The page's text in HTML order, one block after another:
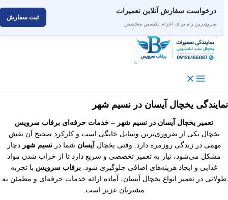
یخچال آیسان در نسیم شهر
تعمیر یخچال آیسان در نسیم شهر – خدمات حرفه‌ای برفاب سرویس
یخچال یکی از ضروری‌ترین وسایل خانگی است و کارکرد صحیح آن نقش
مهمی در زندگی روزمره دارد. وقتی یخچال آیسانشما در نسیم شهردچار
مشکل می‌شود، نیاز به تعمیر تخصصی و سریع دارد تا از خراب شدن مواد
غذایی و ایجاد هزینه‌های اضافی جلوگیری شود.
برفاب سرویسبا تجربه
در تعمیر انواع یخچال آیسان، آماده ارائه خدمات حرفه‌ای و مطمئن به
مشتریان عزیز است.
درخواست سفارش آنلاین تعمیرات
سریع‌ترین راه برای اعزام تکنسین متخصص
ثبت سفارش